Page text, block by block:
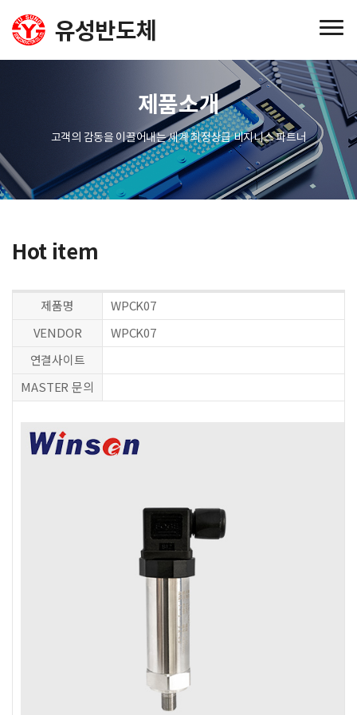
제품소개
고객의 감동을 이끌어내는 세계 최정상급 비지니스 파트너
Hot item
제품명
WPCK07
VENDOR
WPCK07
연결사이트
MASTER 문의